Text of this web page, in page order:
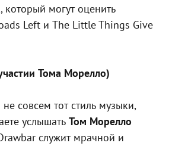
могут оценить
Left и The Little Things Give
Тома Морелло)
совсем тот стиль музыки,
услышать Том Морелло
служит мрачной и